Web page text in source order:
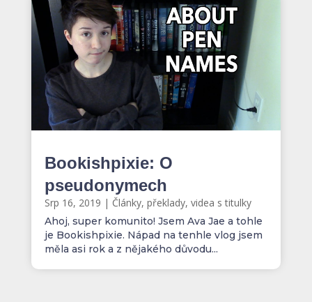
Bookishpixie: O
pseudonymech
Srp 16, 2019 | Články, překlady, videa s titulky
Ahoj, super komunito! Jsem Ava Jae a tohle
je Bookishpixie. Nápad na tenhle vlog jsem
měla asi rok a z nějakého důvodu...